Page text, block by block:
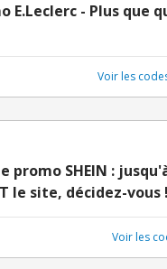
- Plus que
Voir les
promo SHEIN :
le site, décidez-vous !
Voir les